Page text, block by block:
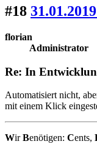
#18
florian
Administrator
Re: In
Automatisiert nicht,
mit einem Klick
WirBenötigen: Cents,